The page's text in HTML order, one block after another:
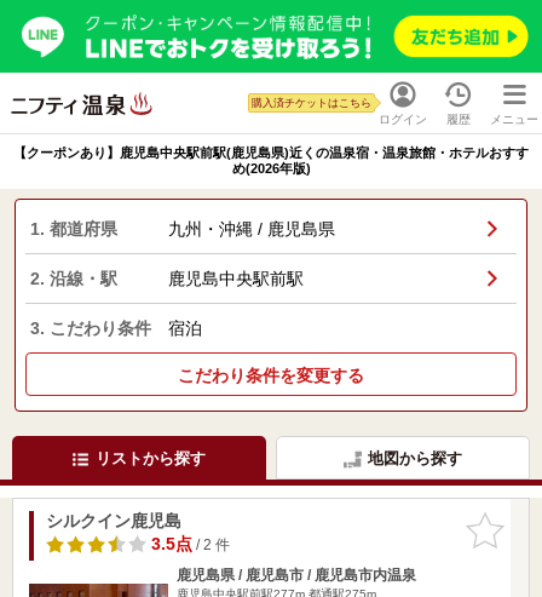
ログイン
購入済チケットはこちら
履歴 メニュー
【クーポンあり】鹿児島中央駅前駅(鹿児島県)近くの温泉宿・温泉旅館・ホテルおすす
め(2026年版)
1. 都道府県 九州・沖縄 / 鹿児島県
2. 沿線・駅 鹿児島中央駅前駅
3. こだわり条件 宿泊
こだわり条件を変更する
リストから探す 地図から探す
お気に入
りに追加
シルクイン鹿児島
3.5点/ 2 件
鹿児島県 / 鹿児島市 / 鹿児島市内温泉
鹿児島中央駅前駅277m 都通駅275m